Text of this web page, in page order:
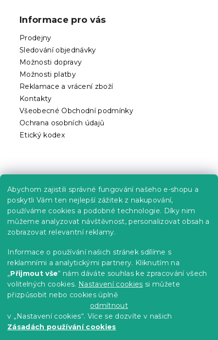
Abychom zajistili správné fungování našeho e-shopu a
poskytli Vám ten nejlepší zážitek z nakupování,
používáme cookies a podobné technologie. Díky nim
můžeme analyzovat návštěvnost, personalizovat obsah a
zobrazovat relevantní reklamy.
Informace o používání našich stránek sdílíme s
reklamními a analytickými partnery. Kliknutím na
„Přijmout vše“ nám dáváte souhlas ke zpracování všech
volitelných cookies. Nastavení cookies si můžete
přizpůsobit nebo cookies úplně
odmítnout
v „Nastavení cookies“. Více se dozvíte v našich
Zásadách používání cookies
Informace pro vás
Prodejny
Sledování objednávky
Možnosti dopravy
Možnosti platby
Reklamace a vrácení zboží
Kontakty
Všeobecné Obchodní podmínky
Ochrana osobních údajů
Etický kodex
Kariéra
Poptávky a B2B spolupráce
Proč se u nás registrovat?
Věrnostní program - Sleva až 10 %
Návody
Tabulky velikostí
Blog